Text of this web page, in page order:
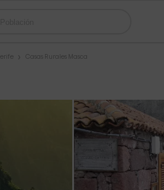
Casas Rurales Masca